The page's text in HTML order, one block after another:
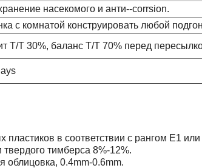
насекомого и анти--corrsion.
с комнатой конструировать любой
T/T 30%, баланс T/T 70% перед
пластиков в соответствии с рангом E1
тимберса 8%-12%.
облицовка, 0.4mm-0.6mm.